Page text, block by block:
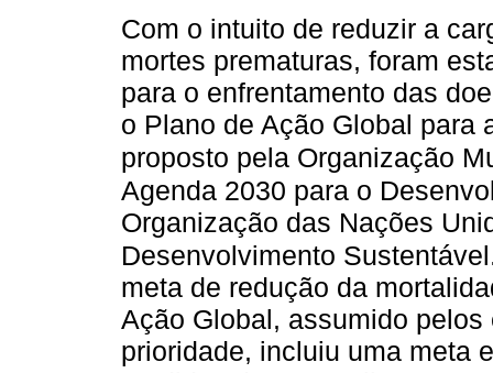
Com o intuito de reduzir a
mortes prematuras, foram
para o enfrentamento das
o Plano de Ação Global para
proposto pela Organização
Agenda 2030 para o
Organização das Nações
Desenvolvimento
meta de redução da
Ação Global, assumido
prioridade, incluiu uma meta